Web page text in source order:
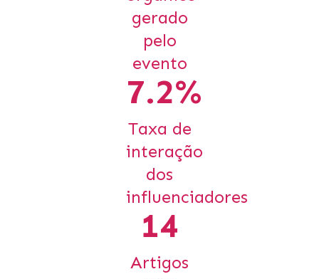
gerado
pelo
evento
7.2%
Taxa de
interação
dos
influenciadores
14
Artigos